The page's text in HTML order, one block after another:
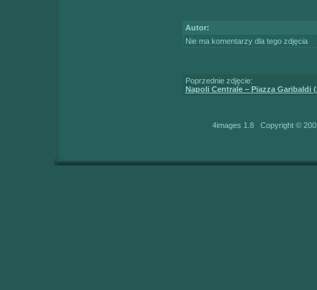
Autor:
Nie ma komentarzy dla tego zdjęcia
Poprzednie zdjęcie:
Napoli Centrale – Piazza Garibaldi
4images 1.8 Copyright ©